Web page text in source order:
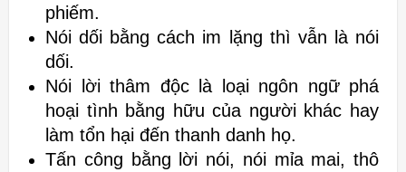
phiếm.
Nói dối bằng cách im lặng thì vẫn là nói
dối.
Nói lời thâm độc là loại ngôn ngữ phá
hoại tình bằng hữu của người khác hay
làm tổn hại đến thanh danh họ.
Tấn công bằng lời nói, nói mỉa mai, thô